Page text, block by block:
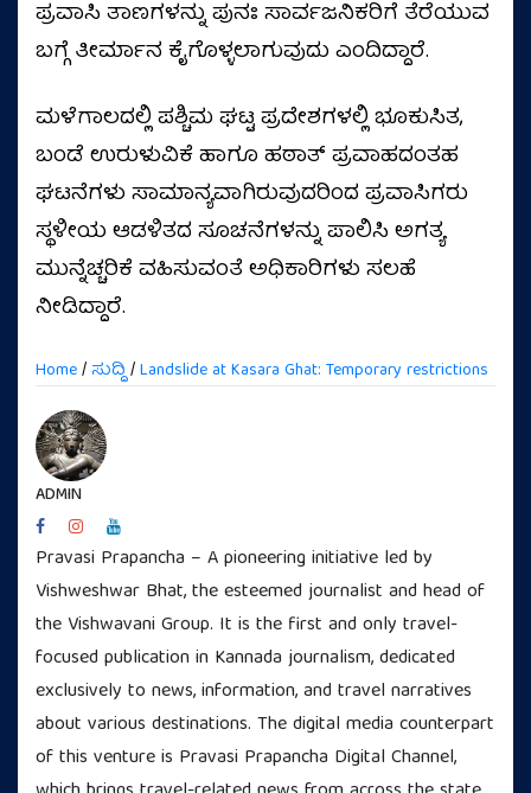
ಪ್ರವಾಸಿ ತಾಣಗಳನ್ನು ಪುನಃ ಸಾರ್ವಜನಿಕರಿಗೆ ತೆರೆಯುವ
ಬಗ್ಗೆ ತೀರ್ಮಾನ ಕೈಗೊಳ್ಳಲಾಗುವುದು ಎಂದಿದ್ದಾರೆ.
ಮಳೆಗಾಲದಲ್ಲಿ ಪಶ್ಚಿಮ ಘಟ್ಟ ಪ್ರದೇಶಗಳಲ್ಲಿ ಭೂಕುಸಿತ,
ಬಂಡೆ ಉರುಳುವಿಕೆ ಹಾಗೂ ಹಠಾತ್ ಪ್ರವಾಹದಂತಹ
ಘಟನೆಗಳು ಸಾಮಾನ್ಯವಾಗಿರುವುದರಿಂದ ಪ್ರವಾಸಿಗರು
ಸ್ಥಳೀಯ ಆಡಳಿತದ ಸೂಚನೆಗಳನ್ನು ಪಾಲಿಸಿ ಅಗತ್ಯ
ಮುನ್ನೆಚ್ಚರಿಕೆ ವಹಿಸುವಂತೆ ಅಧಿಕಾರಿಗಳು ಸಲಹೆ
ನೀಡಿದ್ದಾರೆ.
Home/ಸುದ್ದಿ/Landslide at Kasara Ghat: Temporary restrictions
ADMIN
Pravasi Prapancha – A pioneering initiative led by
Vishweshwar Bhat, the esteemed journalist and head of
the Vishwavani Group. It is the first and only travel-
focused publication in Kannada journalism, dedicated
exclusively to news, information, and travel narratives
about various destinations. The digital media counterpart
of this venture is Pravasi Prapancha Digital Channel,